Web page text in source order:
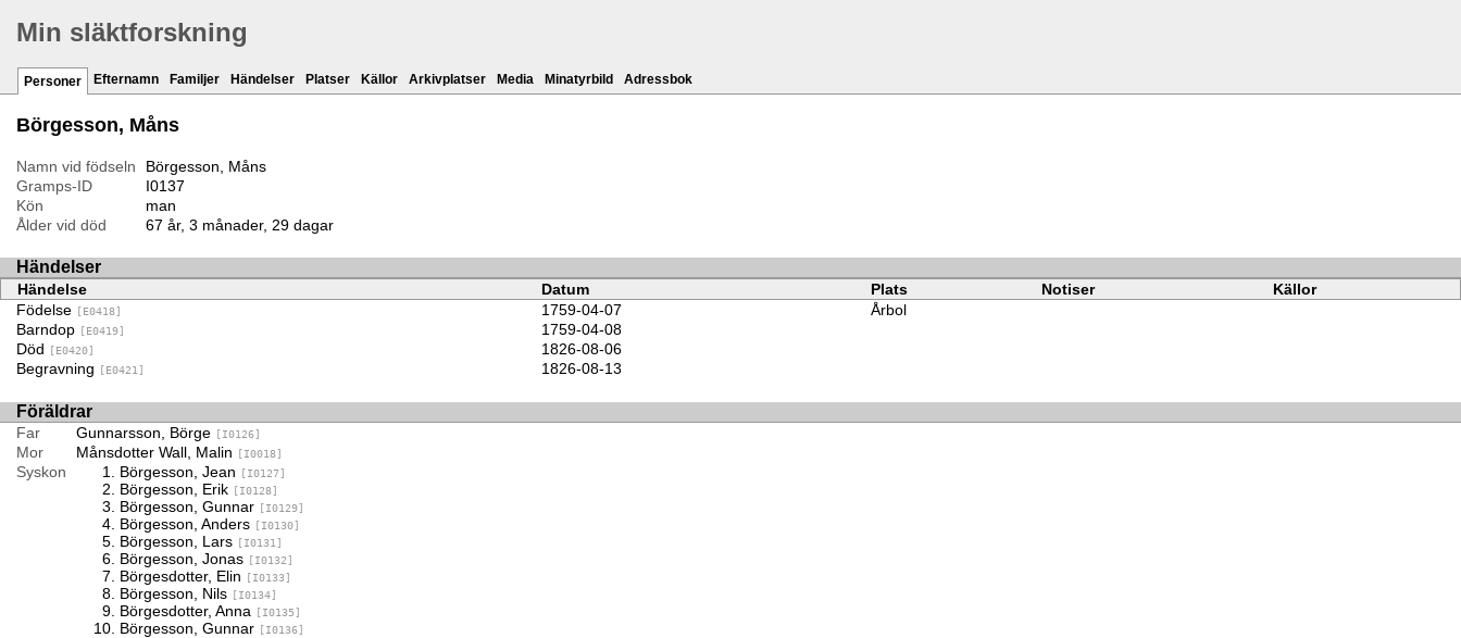
Min släktforskning
Personer Efternamn Familjer Händelser Platser Källor Arkivplatser Media Minatyrbild Adressbok
Börgesson, Måns
Namn vid födseln
Börgesson, Måns
Gramps-ID
I0137
Kön
man
Ålder vid död
67 år, 3 månader, 29 dagar
Händelser
Händelse Datum Plats Notiser
Källor
Födelse
[E0418] 1759-04-07
Årbol
Barndop
[E0419]
1759-04-08
Död
[E0420]
1826-08-06
Begravning
[E0421] 1826-08-13
Föräldrar
Far Gunnarsson, Börge [I0126]
Mor Månsdotter Wall, Malin [I0018]
Syskon Börgesson, Jean [I0127]
Börgesson, Erik [I0128]
Börgesson, Gunnar [I0129]
Börgesson, Anders [I0130]
Börgesson, Lars [I0131]
Börgesson, Jonas [I0132]
Börgesdotter, Elin [I0133]
Börgesson, Nils [I0134]
Börgesdotter, Anna [I0135]
Börgesson, Gunnar [I0136]